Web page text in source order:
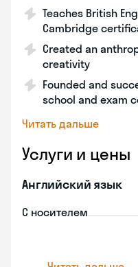
Teaches British
Cambridge
Created an
creativity
Founded and
school and exam
Читать дальше
Услуги и цены
Английский язык
С носителем